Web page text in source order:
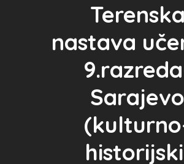
Terenska
nastava
Sarajevo